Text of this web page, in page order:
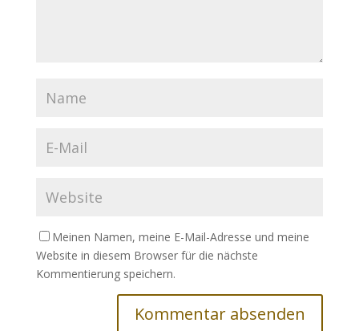
Meinen Namen, meine E-Mail-Adresse und meine
Website in diesem Browser für die nächste
Kommentierung speichern.